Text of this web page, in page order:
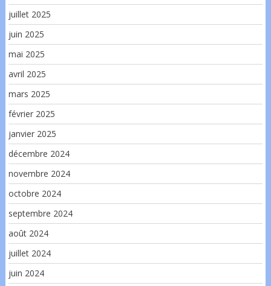
juillet 2025
juin 2025
mai 2025
avril 2025
mars 2025
février 2025
janvier 2025
décembre 2024
novembre 2024
octobre 2024
septembre 2024
août 2024
juillet 2024
juin 2024